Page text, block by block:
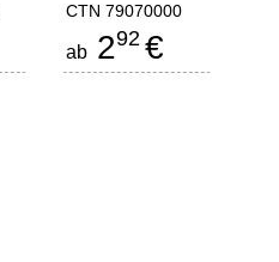
CTN 79070000
ab 292 €